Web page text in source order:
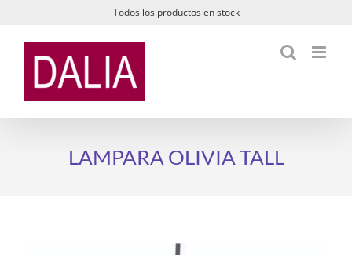
contenido
Todos los productos en stock
LAMPARA OLIVIA TALL